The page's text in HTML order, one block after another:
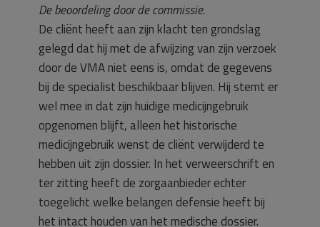
De beoordeling door de commissie.
De cliënt heeft aan zijn klacht ten grondslag
gelegd dat hij met de afwijzing van zijn verzoek
door de VMA niet eens is, omdat de gegevens
bij de specialist beschikbaar blijven. Hij stemt er
wel mee in dat zijn huidige medicijngebruik
opgenomen blijft, alleen het historische
medicijngebruik wenst de cliënt verwijderd te
hebben uit zijn dossier. In het verweerschrift en
ter zitting heeft de zorgaanbieder echter
toegelicht welke belangen defensie heeft bij
het intact houden van het medische dossier.